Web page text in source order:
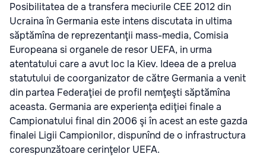
Posibilitatea de a transfera meciurile CEE 2012 din
Ucraina în Germania este intens discutata in ultima
săptămîna de reprezentanţii mass-media, Comisia
Europeana si organele de resor UEFA, in urma
atentatului care a avut loc la Kiev. Ideea de a prelua
statutului de coorganizator de către Germania a venit
din partea Federaţiei de profil nemţeşti săptămîna
aceasta. Germania are experienţa ediţiei finale a
Campionatului final din 2006 şi în acest an este gazda
finalei Ligii Campionilor, dispunînd de o infrastructura
corespunzătoare cerinţelor UEFA.